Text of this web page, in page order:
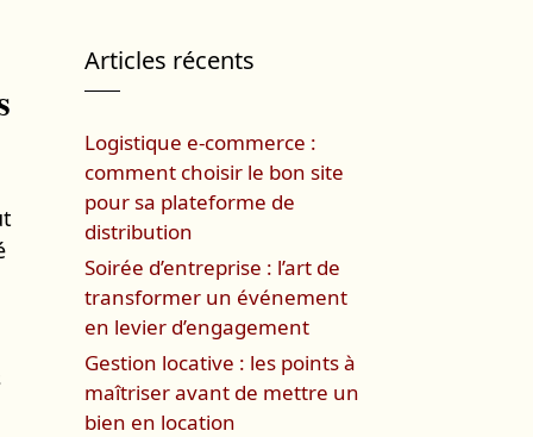
Articles récents
Logistique e-commerce :
comment choisir le bon site
pour sa plateforme de
distribution
Soirée d’entreprise : l’art de
transformer un événement
en levier d’engagement
Gestion locative : les points à
maîtriser avant de mettre un
bien en location